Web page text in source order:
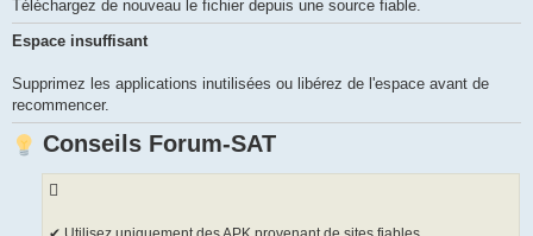
Téléchargez de nouveau le fichier depuis une source fiable.
Espace insuffisant
Supprimez les applications inutilisées ou libérez de l'espace avant de
recommencer.
Conseils Forum-SAT